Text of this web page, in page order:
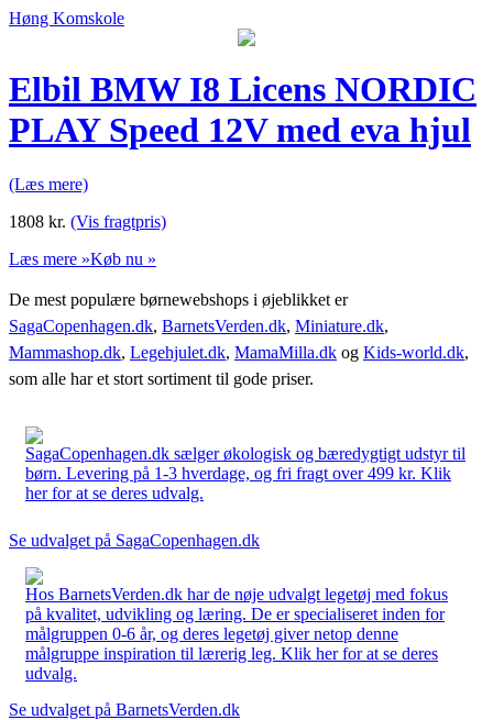
Høng Komskole
Elbil BMW I8 Licens NORDIC
PLAY Speed 12V med eva hjul
(Læs mere)
1808 kr. (Vis fragtpris)
Læs mere »Køb nu »
De mest populære børnewebshops i øjeblikket er
SagaCopenhagen.dk, BarnetsVerden.dk, Miniature.dk,
Mammashop.dk, Legehjulet.dk, MamaMilla.dk og Kids-world.dk,
som alle har et stort sortiment til gode priser.
SagaCopenhagen.dk sælger økologisk og bæredygtigt udstyr til
børn. Levering på 1-3 hverdage, og fri fragt over 499 kr. Klik
her for at se deres udvalg.
Se udvalget på SagaCopenhagen.dk
Hos BarnetsVerden.dk har de nøje udvalgt legetøj med fokus
på kvalitet, udvikling og læring. De er specialiseret inden for
målgruppen 0-6 år, og deres legetøj giver netop denne
målgruppe inspiration til lærerig leg. Klik her for at se deres
udvalg.
Se udvalget på BarnetsVerden.dk